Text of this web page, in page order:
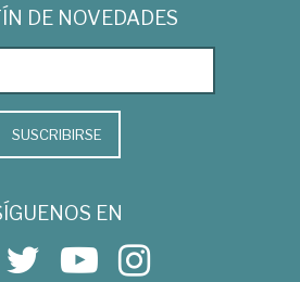
DE NOVEDADES
SUSCRIBIRSE
EN